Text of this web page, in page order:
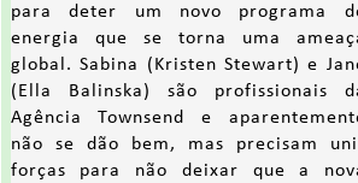
para deter um novo programa
energia que se torna uma
global. Sabina (Kristen Stewart) e
(Ella Balinska) são profissionais
Agência Townsend e
não se dão bem, mas precisam
forças para não deixar que a